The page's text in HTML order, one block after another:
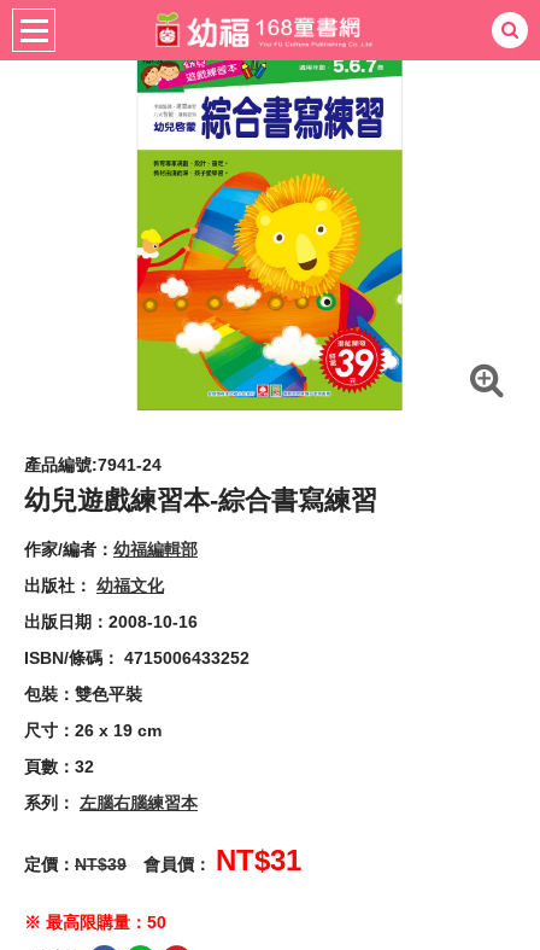
熱門：忍者兔ㄅㄆㄇ學習
手指按按拼圖練習本積木
3D立體書
書籍分齡 適用年齡 4-6歲
產品編號:7941-24
幼兒遊戲練習本-綜合書寫練習
作家/編者： 幼福編輯部
出版社： 幼福文化
出版日期：2008-10-16
ISBN/條碼： 4715006433252
包裝：雙色平裝
尺寸：26 x 19 cm
頁數：32
系列： 左腦右腦練習本
定價： NT$39 會員價： NT$31
※ 最高限購量：50